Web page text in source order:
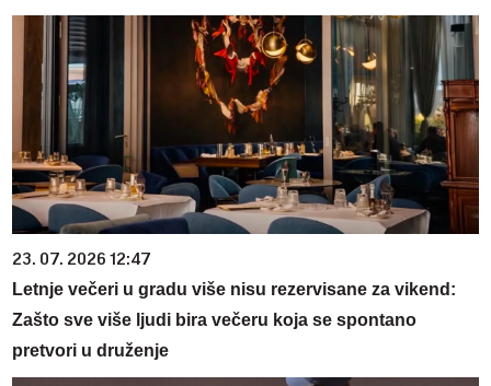
23. 07. 2026 12:47
Letnje večeri u gradu više nisu rezervisane za vikend:
Zašto sve više ljudi bira večeru koja se spontano
pretvori u druženje